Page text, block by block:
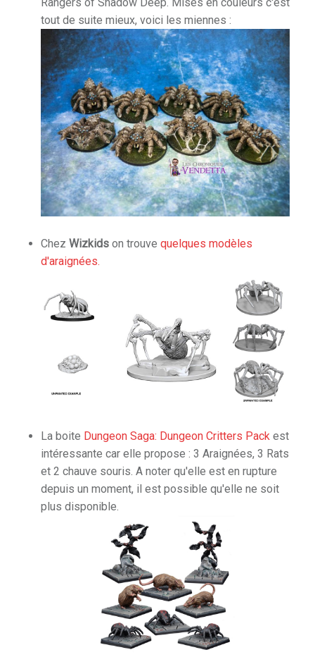
Rangers of Shadow Deep. Mises en couleurs c'est
tout de suite mieux, voici les miennes :
Chez Wizkidson trouve quelques modèles
d'araignées.
La boite Dungeon Saga: Dungeon Critters Pack est
intéressante car elle propose : 3 Araignées, 3 Rats
et 2 chauve souris. A noter qu'elle est en rupture
depuis un moment, il est possible qu'elle ne soit
plus disponible.